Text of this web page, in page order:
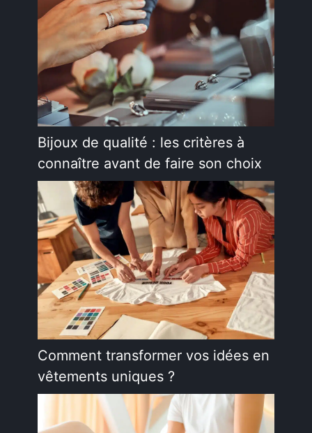
Bijoux de qualité : les critères à
connaître avant de faire son choix
Comment transformer vos idées en
vêtements uniques ?